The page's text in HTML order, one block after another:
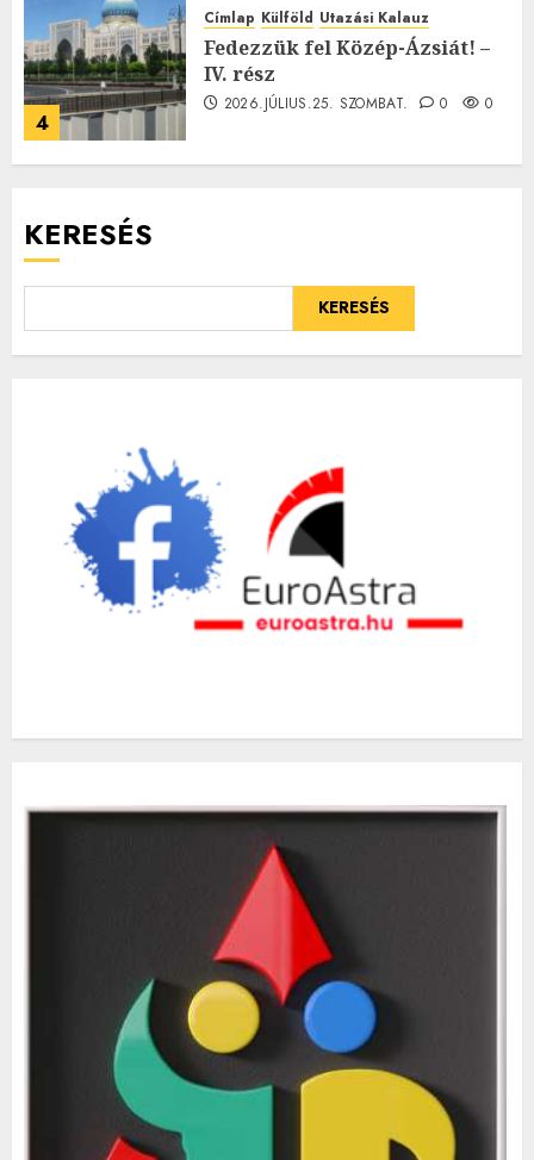
4
Címlap Külföld Utazási Kalauz
Fedezzük fel Közép-Ázsiát! –
IV. rész
2026.JÚLIUS.25. SZOMBAT. 0 0
KERESÉS
KERESÉS